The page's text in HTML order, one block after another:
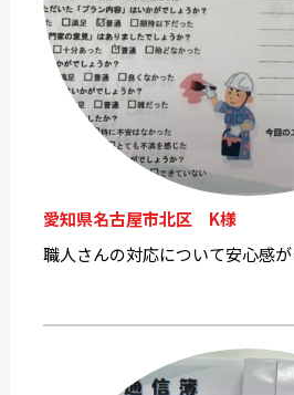
愛知県名古屋市北区 K様
職人さんの対応について安心感が